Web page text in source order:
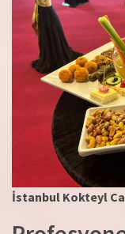
İstanbul Kokteyl